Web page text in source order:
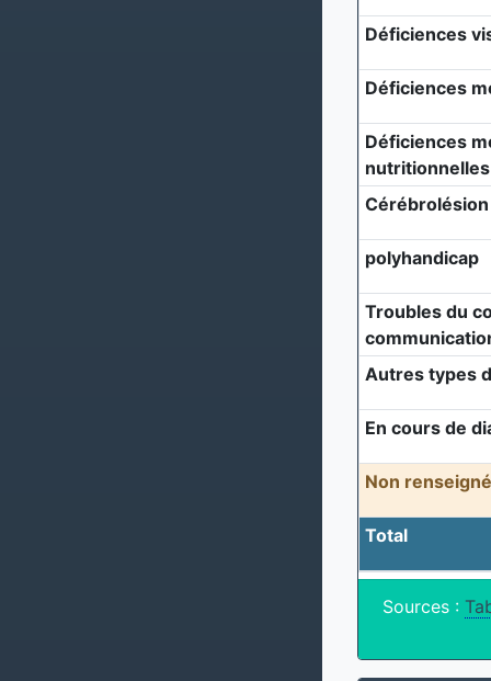
Déficiences
Déficiences
Déficiences
nutritionnelles
Cérébrolésion
polyhandicap
Troubles du
Autres types
En cours de
Non
Total
Sources :